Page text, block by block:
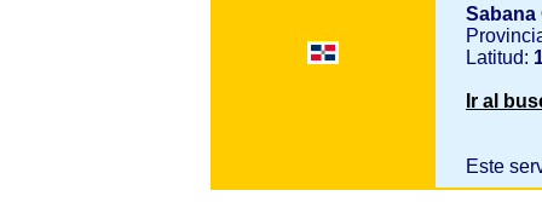
Latitud:
Ir al
Este